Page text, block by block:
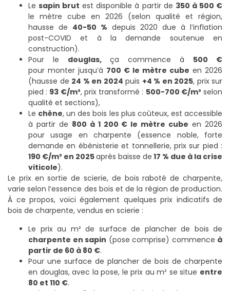
Lesapin brut est disponible à partir de 350 à 500 €
le mètre cube en 2026 (selon qualité et région,
hausse de 40-50 % depuis 2020 due à l’inflation
post-COVID et à la demande soutenue en
construction).
Pour le douglas, ça commence à 500 €
pour monter jusqu’à 700 € le mètre cube en 2026
(hausse de 24 % en 2024 puis +4 % en 2025, prix sur
pied : 93 €/m³, prix transformé : 500-700 €/m³ selon
qualité et sections),
Le chêne, un des bois les plus coûteux, est accessible
à partir de 800 à 1 200 € le mètre cube en 2026
pour usage en charpente (essence noble, forte
demande en ébénisterie et tonnellerie, prix sur pied :
190 €/m³ en 2025après baisse de 17 % due à la crise
viticole).
Le prix en sortie de scierie, de bois raboté de charpente,
varie selon l’essence des bois et de la région de production.
À ce propos, voici également quelques prix indicatifs de
bois de charpente, vendus en scierie :
Le prix au m² de surface de plancher de bois de
charpente en sapin (pose comprise) commence à
partir de 60 à 80 €.
Pour une surface de plancher de bois de charpente
en douglas, avec la pose, le prix au m² se situe entre
80 et 110 €.